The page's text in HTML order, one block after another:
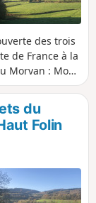
des trois
de France à la
Morvan : Mont
Folin
toujours
une
respirez,
du
Folin